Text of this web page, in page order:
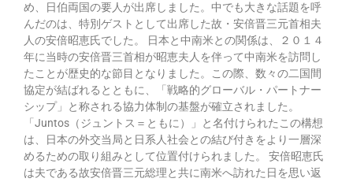
め、日伯両国の要人が出席しました。中でも大きな話題を呼
んだのは、特別ゲストとして出席した故・安倍晋三元首相夫
人の安倍昭恵氏でした。 日本と中南米との関係は、２０１４
年に当時の安倍晋三首相が昭恵夫人を伴って中南米を訪問し
たことが歴史的な節目となりました。この際、数々の二国間
協定が結ばれるとともに、「戦略的グローバル・パートナー
シップ」と称される協力体制の基盤が確立されました。
「Juntos（ジュントス＝ともに）」と名付けられたこの構想
は、日本の外交当局と日系人社会との結び付きをより一層深
めるための取り組みとして位置付けられました。 安倍昭恵氏
は夫である故安倍晋三元総理と共に南米へ訪れた日を思い返